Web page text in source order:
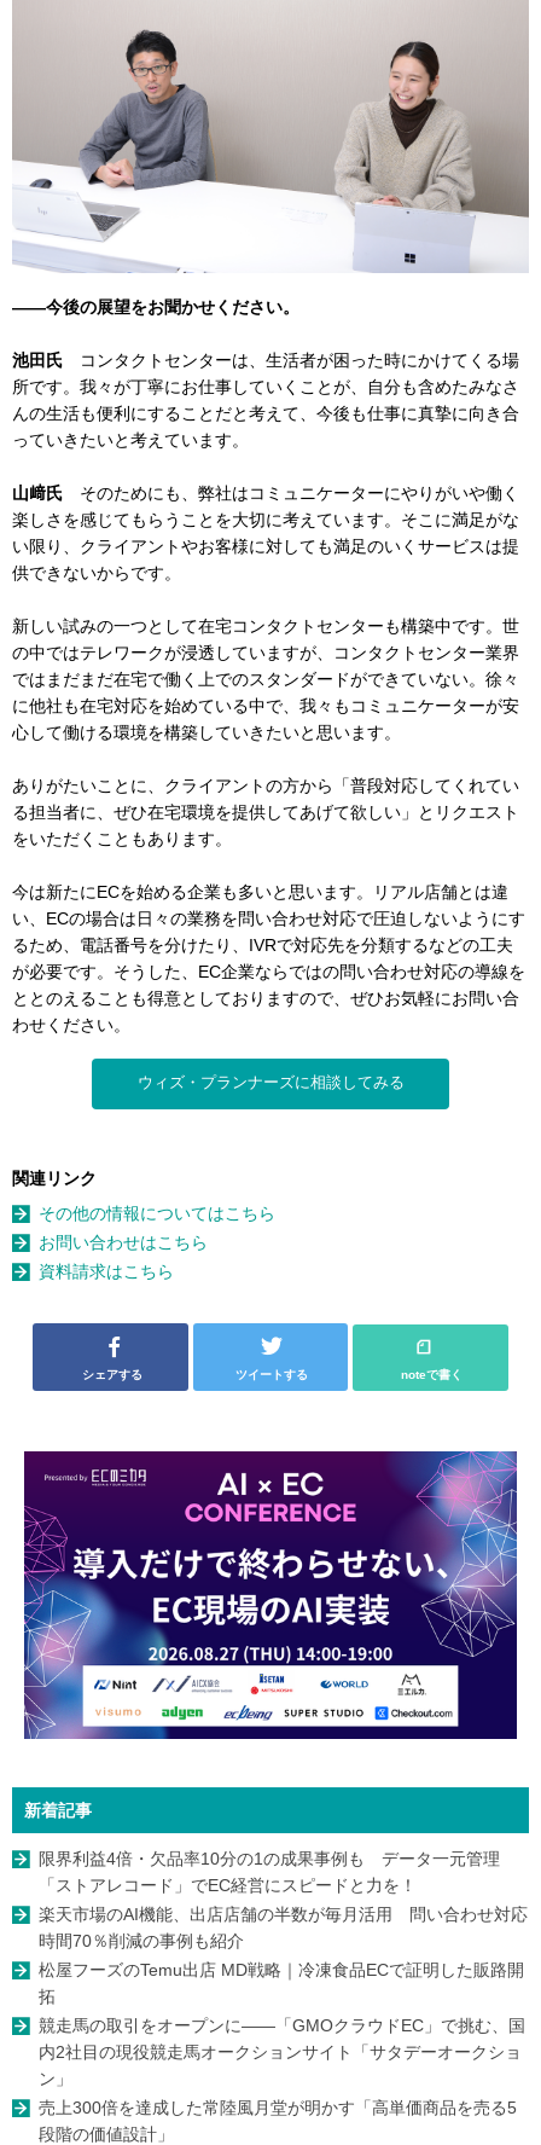
――今後の展望をお聞かせください。
池田氏 コンタクトセンターは、生活者が困った時にかけてくる場
所です。我々が丁寧にお仕事していくことが、自分も含めたみなさ
んの生活も便利にすることだと考えて、今後も仕事に真摯に向き合
っていきたいと考えています。
山﨑氏 そのためにも、弊社はコミュニケーターにやりがいや働く
楽しさを感じてもらうことを大切に考えています。そこに満足がな
い限り、クライアントやお客様に対しても満足のいくサービスは提
供できないからです。
新しい試みの一つとして在宅コンタクトセンターも構築中です。世
の中ではテレワークが浸透していますが、コンタクトセンター業界
ではまだまだ在宅で働く上でのスタンダードができていない。徐々
に他社も在宅対応を始めている中で、我々もコミュニケーターが安
心して働ける環境を構築していきたいと思います。
ありがたいことに、クライアントの方から「普段対応してくれてい
る担当者に、ぜひ在宅環境を提供してあげて欲しい」とリクエスト
をいただくこともあります。
今は新たにECを始める企業も多いと思います。リアル店舗とは違
い、ECの場合は日々の業務を問い合わせ対応で圧迫しないようにす
るため、電話番号を分けたり、IVRで対応先を分類するなどの工夫
が必要です。そうした、EC企業ならではの問い合わせ対応の導線を
ととのえることも得意としておりますので、ぜひお気軽にお問い合
わせください。
ウィズ・プランナーズに相談してみる
関連リンク
その他の情報についてはこちら
お問い合わせはこちら
資料請求はこちら
シェアする ツイートする noteで書く
新着記事
限界利益4倍・欠品率10分の1の成果事例も データ一元管理
「ストアレコード」でEC経営にスピードと力を！
楽天市場のAI機能、出店店舗の半数が毎月活用 問い合わせ対応
時間70％削減の事例も紹介
松屋フーズのTemu出店 MD戦略｜冷凍食品ECで証明した販路開
拓
競走馬の取引をオープンに――「GMOクラウドEC」で挑む、国
内2社目の現役競走馬オークションサイト「サタデーオークショ
ン」
売上300倍を達成した常陸風月堂が明かす「高単価商品を売る5
段階の価値設計」